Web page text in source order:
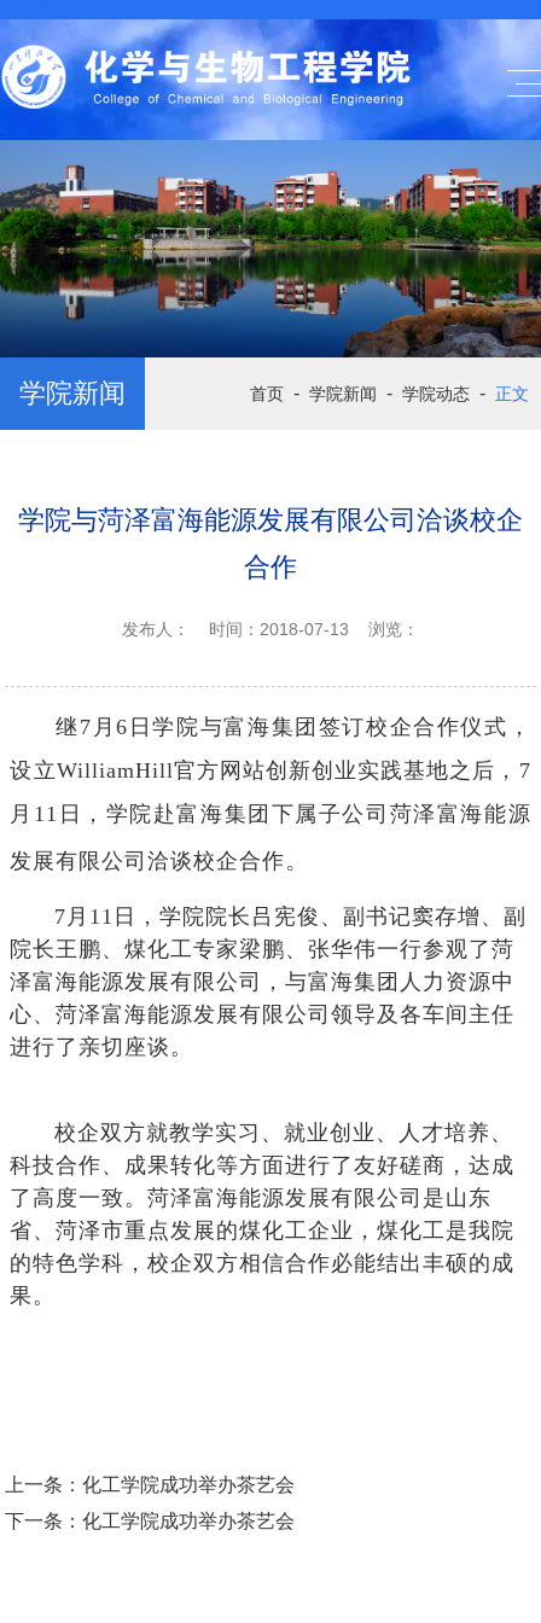
学院新闻 首页 - 学院新闻 - 学院动态 - 正文
学院与菏泽富海能源发展有限公司洽谈校企
合作
发布人： 时间：2018-07-13 浏览：
继 7月6日学院与富海集团 签订校企合作仪式 ，
设立WilliamHill官方网站创新创业实践基地之后， 7
月11日， 学院赴富海集团下属子公司菏泽富海能源
发展有限公司洽谈校企合作。
7月11日，学院院长吕宪俊、副书记窦存增、副
院长王鹏、煤化工专家梁鹏、张华伟一行参观了菏
泽富海能源发展有限公司，与富海集团人力资源中
心、菏泽富海能源发展有限公司领导及各车间主任
进行了亲切座谈。
校企双方就教学实习、就业创业、人才培养、
科技合作、成果转化等方面进行了友好磋商，达成
了高度一致。菏泽富海能源发展有限公司 是山东
省、菏泽市重点发展的煤化工企业 ，煤化工是我院
的特色学科，校企双方相信合作必能结出丰硕的成
果。
上一条：化工学院成功举办茶艺会
下一条：化工学院成功举办茶艺会